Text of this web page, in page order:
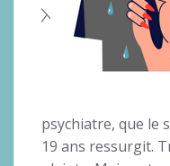
psychiatre, que le
19 ans ressurgit.